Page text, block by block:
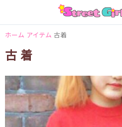
ホーム アイテム 古着
古着